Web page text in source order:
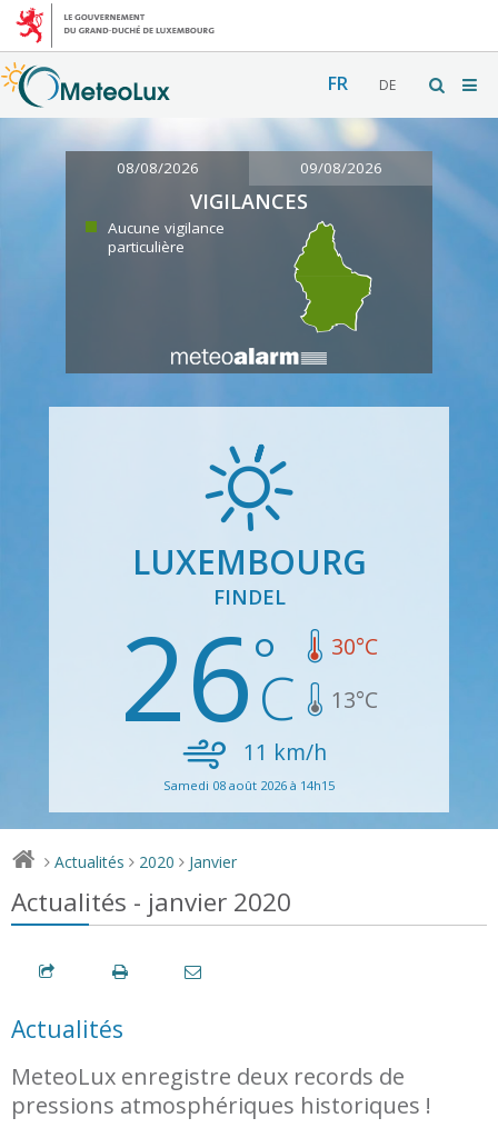
FR DE
08/08/2026 09/08/2026
VIGILANCES
Aucune vigilance
particulière
LUXEMBOURG
FINDEL
26 30°C
13°C
11 km/h
Samedi 08 août 2026 à 14h15
> Actualités > 2020 > Janvier
Actualités - janvier 2020
Actualités
MeteoLux enregistre deux records de
pressions atmosphériques historiques !